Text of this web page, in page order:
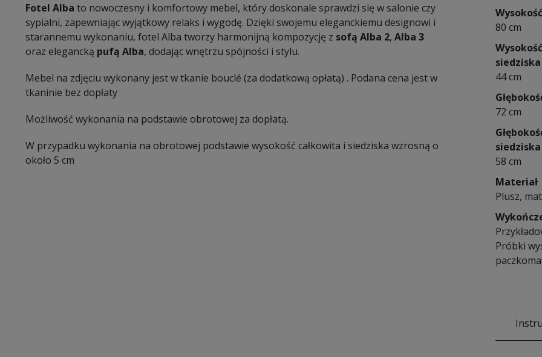
Fotel Alba to nowoczesny i komfortowy mebel, który doskonale sprawdzi się w salonie czy
sypialni, zapewniając wyjątkowy relaks i wygodę. Dzięki swojemu eleganckiemu designowi i
starannemu wykonaniu, fotel Alba tworzy harmonijną kompozycję z sofą Alba 2, Alba 3
oraz elegancką pufą Alba, dodając wnętrzu spójności i stylu.
Mebel na zdjęciu wykonany jest w tkanie bouclé (za dodatkową opłatą) . Podana cena jest w
tkaninie bez dopłaty
Możliwość wykonania na podstawie obrotowej za dopłatą.
W przypadku wykonania na obrotowej podstawie wysokość całkowita i siedziska wzrosną o
około 5 cm
Wysokość
80 cm
Wysokość
siedziska
44 cm
72 cm
siedziska
58 cm
Materiał
Plusz,
Próbki